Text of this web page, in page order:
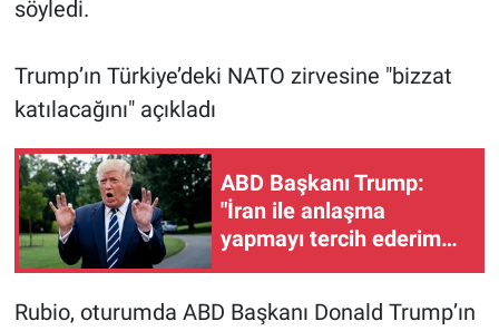
söyledi.
Trump’ın Türkiye’deki NATO zirvesine "bizzat
katılacağını" açıkladı
ABD Başkanı Trump:
"İran ile anlaşma
yapmayı tercih ederim
Rubio, oturumda ABD Başkanı Donald Trump’ın